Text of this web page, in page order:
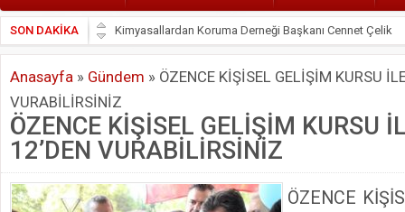
SON DAKİKA
Başkan Güler’den Başkan Karalar’a hizmet çağrısı
Lokantacılar ve Kebapçılar Esnaf Odası Başkanı Şefik
Hak-İş Abdurrahman Yücel
HDP İL BİNASININ ÖNÜNDE ANNELER TARİH
CEYHAN TİCARET ODASI
BÖLGEMİZ ÇUKUROVA’DA 2019 YILI PAMUK
Anasayfa » Gündem » ÖZENCE KİŞİSEL GELİŞİM KURSU
VURABİLİRSİNİZ
ÖZENCE KİŞİSEL GELİŞİM KURSU
12’DEN VURABİLİRSİNİZ
ÖZENCE